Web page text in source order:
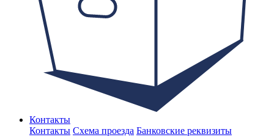
Контакты
Контакты Схема проезда Банковские реквизиты